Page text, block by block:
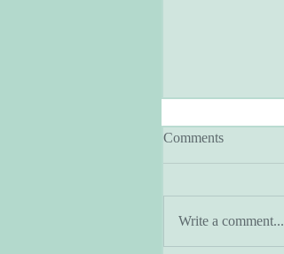
Comments
Write a comment...